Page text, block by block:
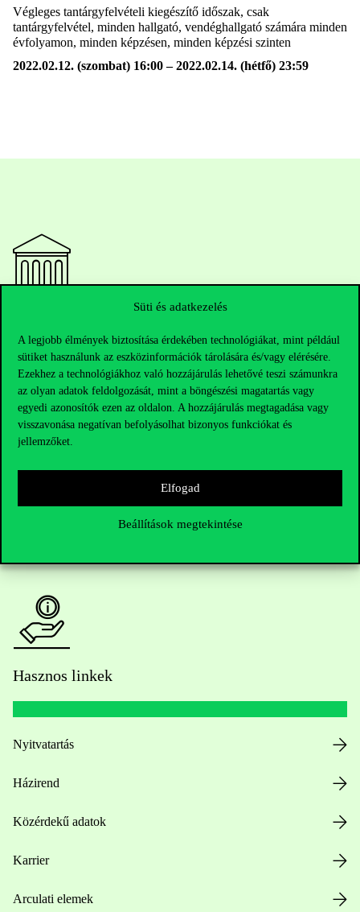
Süti és adatkezelés
A legjobb élmények biztosítása érdekében technológiákat, mint például
sütiket használunk az eszközinformációk tárolására és/vagy elérésére.
Ezekhez a technológiákhoz való hozzájárulás lehetővé teszi számunkra
az olyan adatok feldolgozását, mint a böngészési magatartás vagy
egyedi azonosítók ezen az oldalon. A hozzájárulás megtagadása vagy
visszavonása negatívan befolyásolhat bizonyos funkciókat és
jellemzőket.
Elfogad
Beállítások megtekintése
Végleges tantárgyfelvételi kiegészítő időszak, csak
tantárgyfelvétel, minden hallgató, vendéghallgató számára minden
évfolyamon, minden képzésen, minden képzési szinten
2022.02.12. (szombat) 16:00 – 2022.02.14. (hétfő) 23:59
Telefonszám:+36 1 482 5000
Kérdésed van a felvételivel kapcsolatban?
Hasznos linkek
Nyitvatartás
Házirend
Közérdekű adatok
Karrier
Arculati elemek